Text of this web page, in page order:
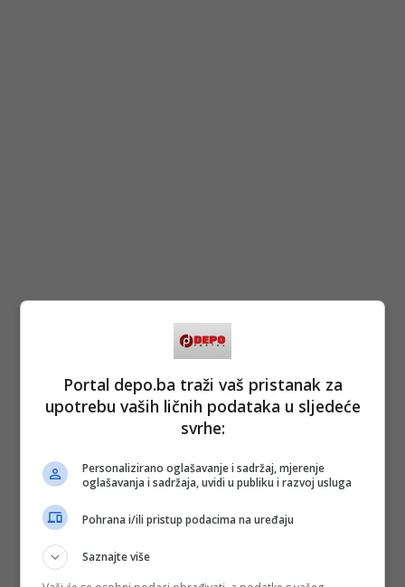
Portal depo.ba traži vaš pristanak za
upotrebu vaših ličnih podataka u sljedeće
svrhe:
Personalizirano oglašavanje i sadržaj, mjerenje
oglašavanja i sadržaja, uvidi u publiku i razvoj usluga
Pohrana i/ili pristup podacima na uređaju
Saznajte više